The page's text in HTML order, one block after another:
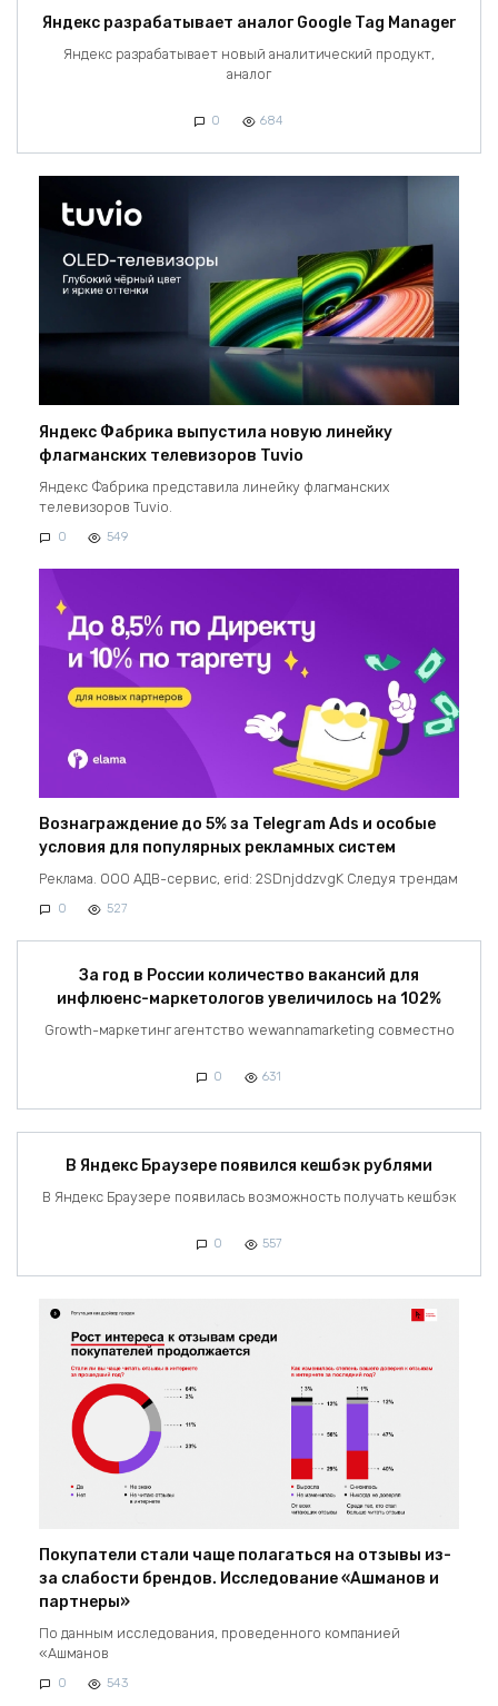
Яндекс разрабатывает аналог Google Tag Manager
Яндекс разрабатывает новый аналитический продукт,
аналог
0 684
Яндекс Фабрика выпустила новую линейку
флагманских телевизоров Tuvio
Яндекс Фабрика представила линейку флагманских
телевизоров Tuvio.
0 549
Вознаграждение до 5% за Telegram Ads и особые
условия для популярных рекламных систем
Реклама. ООО АДВ-сервис, erid: 2SDnjddzvgK Следуя трендам
0 527
За год в России количество вакансий для
инфлюенс-маркетологов увеличилось на 102%
Growth-маркетинг агентство wewannamarketing совместно
0 631
В Яндекс Браузере появился кешбэк рублями
В Яндекс Браузере появилась возможность получать кешбэк
0 557
Покупатели стали чаще полагаться на отзывы из-
за слабости брендов. Исследование «Ашманов и
партнеры»
По данным исследования, проведенного компанией
«Ашманов
0 543